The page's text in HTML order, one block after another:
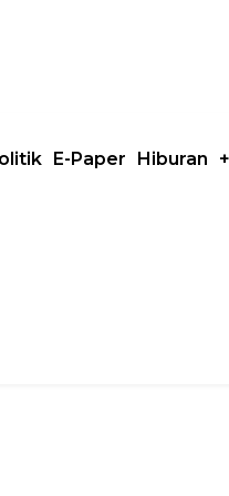
E-Paper Hiburan